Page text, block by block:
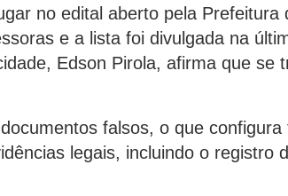
no edital aberto pela Prefeitura
e a lista foi divulgada na
Edson Pirola, afirma que se
falsos, o que configura
legais, incluindo o registro